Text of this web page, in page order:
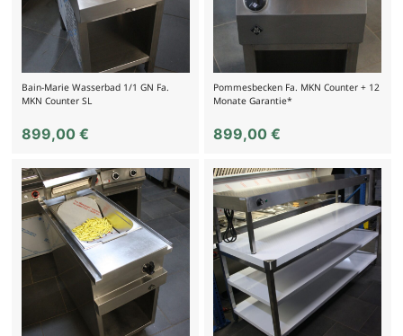
Bain-Marie Wasserbad 1/1 GN Fa.
MKN Counter SL
899,00 €
Pommesbecken Fa. MKN Counter + 12
Monate Garantie*
899,00€